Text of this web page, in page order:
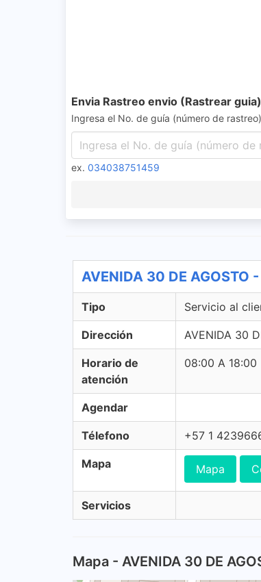
Envia Rastreo envio (Rastrear guia)
Ingresa el No. de guía (número de rastreo)
ex. 034038751459
AVENIDA 30 DE
Tipo Servicio al
Dirección AVENIDA 30
Horario de
atención
08:00 A 18:00
Agendar
Télefono +57 1
Mapa Mapa
Servicios
Mapa - AVENIDA 30 DE